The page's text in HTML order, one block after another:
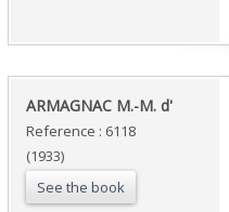
‎ARMAGNAC M.-M. d'‎
Reference : 6118
(1933)
See the book